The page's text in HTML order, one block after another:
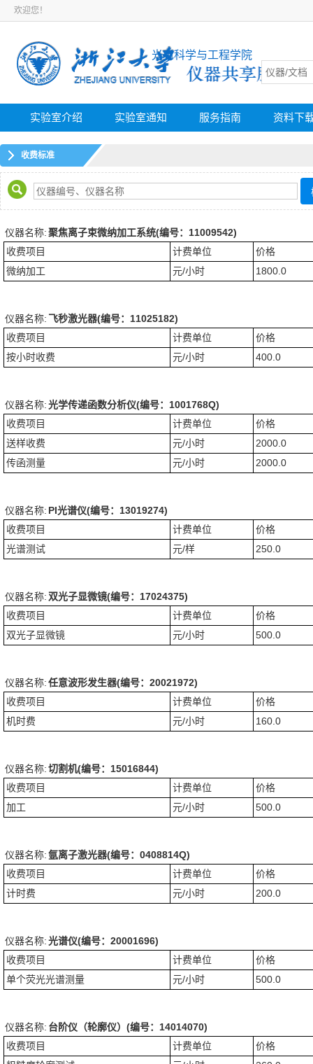
欢迎您！
光电科学与工程学院
实验室介绍 实验室通知 服务指南 资料下
收费标准
仪器名称:聚焦离子束微纳加工系统(编号：11009542)
收费项目
计费单位
价格
微纳加工
元/小时 1800.0
仪器名称: 飞秒激光器(编号：11025182)
收费项目
计费单位
价格
按小时收费
元/小时 400.0
仪器名称:光学传递函数分析仪(编号：1001768Q)
收费项目
计费单位
价格
送样收费
元/小时
2000.0
传函测量
元/小时 2000.0
仪器名称: PI光谱仪(编号：13019274)
收费项目
计费单位
价格
光谱测试
元/样 250.0
仪器名称: 双光子显微镜(编号：17024375)
收费项目
计费单位
价格
双光子显微镜
元/小时 500.0
仪器名称:任意波形发生器(编号：20021972)
收费项目
计费单位
价格
机时费
元/小时 160.0
仪器名称:切割机(编号：15016844)
收费项目
计费单位
价格
加工
元/小时 500.0
仪器名称:氩离子激光器(编号：0408814Q)
收费项目
计费单位
价格
计时费
元/小时 200.0
仪器名称:光谱仪(编号：20001696)
收费项目
计费单位
价格
单个荧光光谱测量
元/小时 500.0
仪器名称: 台阶仪（轮廓仪）(编号：14014070)
收费项目
计费单位
价格